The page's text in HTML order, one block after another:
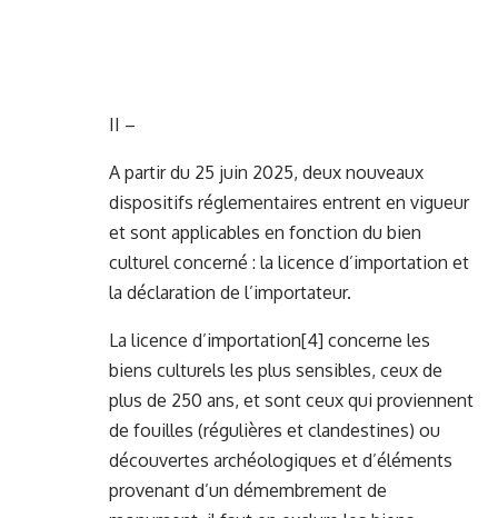
II –
A partir du 25 juin 2025, deux nouveaux
dispositifs réglementaires entrent en vigueur
et sont applicables en fonction du bien
culturel concerné : la licence d’importation et
la déclaration de l’importateur.
La licence d’importation[4] concerne les
biens culturels les plus sensibles, ceux de
plus de 250 ans, et sont ceux qui proviennent
de fouilles (régulières et clandestines) ou
découvertes archéologiques et d’éléments
provenant d’un démembrement de